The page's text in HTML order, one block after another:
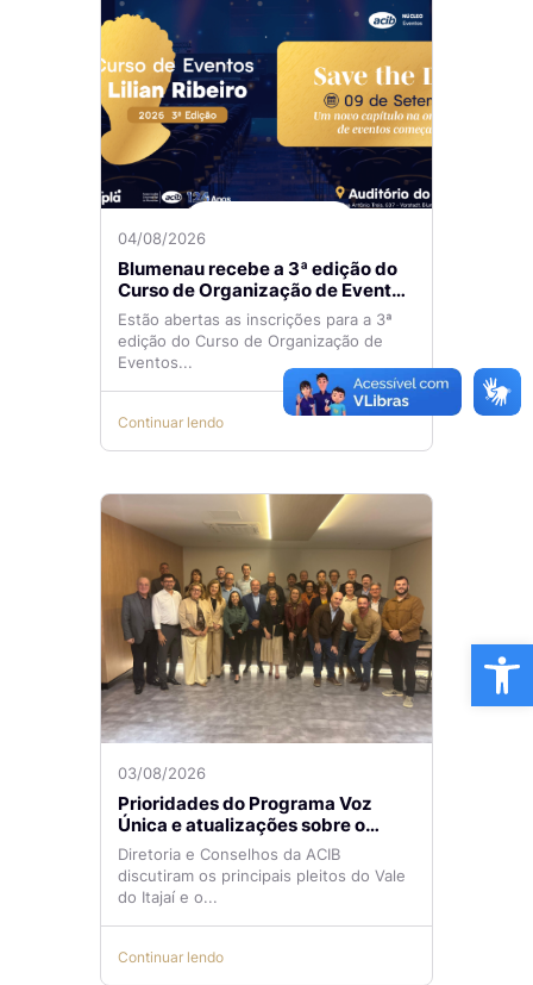
04/08/2026
Blumenau recebe a 3ª edição do
Curso de Organização de Eventos
Lilian Ribeiro
Estão abertas as inscrições para a 3ª
edição do Curso de Organização de
Eventos...
Continuar lendo
03/08/2026
Prioridades do Programa Voz
Única e atualizações sobre o
Aeroporto de Navegantes são
temas de reunião na ACIB
Diretoria e Conselhos da ACIB
discutiram os principais pleitos do Vale
do Itajaí e o...
Continuar lendo